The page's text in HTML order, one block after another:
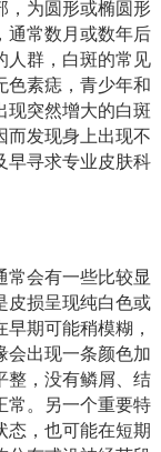
，为圆形或椭圆形
通常数月或数年后
人群，白斑的常见
色素痣，青少年和
现突然增大的白斑
而发现身上出现不
早寻求专业皮肤科
常会有一些比较显
皮损呈现纯白色或
期可能稍模糊，
会出现一条颜色加
整，没有鳞屑、结
常。另一个重要特
态，也可能在短期